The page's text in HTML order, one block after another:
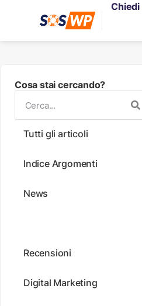
Cosa stai cercando?
Tutti gli articoli
Indice Argomenti
News
Recensioni
Digital Marketing